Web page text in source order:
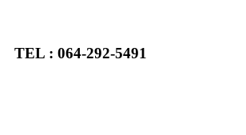
TEL : 064-292-5491